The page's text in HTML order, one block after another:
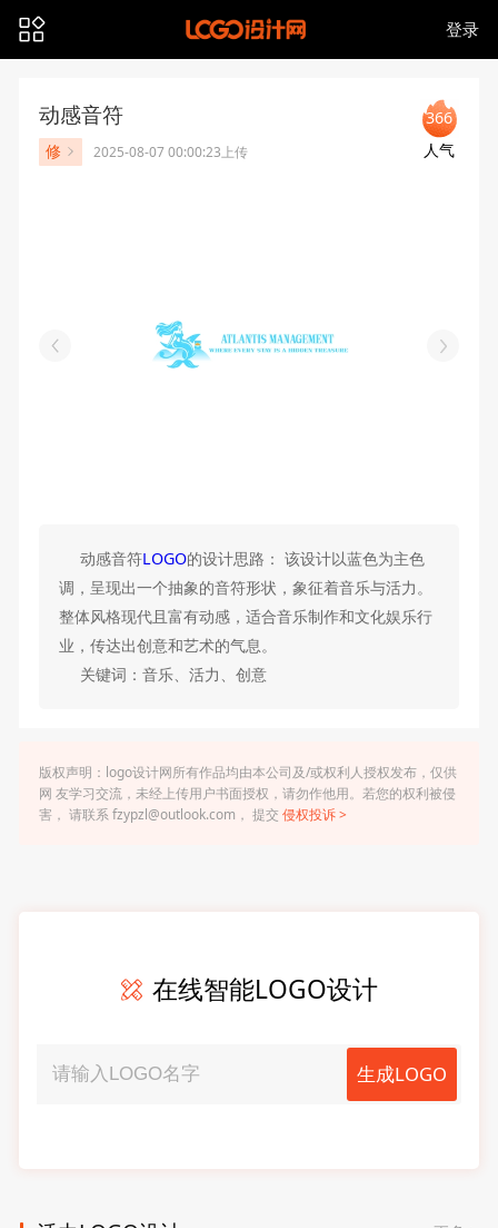
登录
动感音符
修 2025-08-07 00:00:23上传
366
人气
动感音符LOGO的设计思路： 该设计以蓝色为主色
调，呈现出一个抽象的音符形状，象征着音乐与活力。
整体风格现代且富有动感，适合音乐制作和文化娱乐行
业，传达出创意和艺术的气息。
关键词：音乐、活力、创意
版权声明：logo设计网所有作品均由本公司及/或权利人授权发布，仅供
网 友学习交流，未经上传用户书面授权，请勿作他用。若您的权利被侵
害， 请联系 fzypzl@outlook.com， 提交 侵权投诉 >
在线智能LOGO设计
生成LOGO